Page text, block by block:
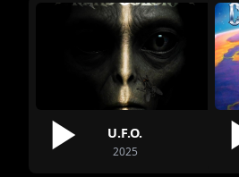
Vančura
U.F.O.
2025